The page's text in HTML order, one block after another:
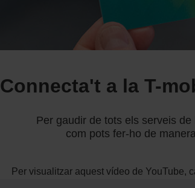
Connecta't a la T-
Per gaudir de tots els serveis
com pots fer-ho de
Per visualitzar aquest vídeo de YouTube,